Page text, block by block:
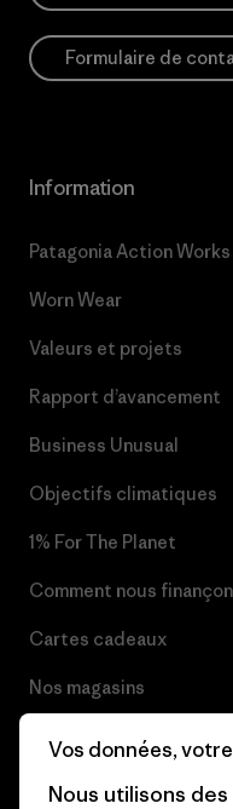
Formulaire de
Information
Patagonia Action Works
Worn Wear
Valeurs et projets
Rapport d’avancement
Business Unusual
Objectifs climatiques
1% For The Planet
Comment nous
Cartes cadeaux
Nos magasins
Vos données,
Nous utilisons